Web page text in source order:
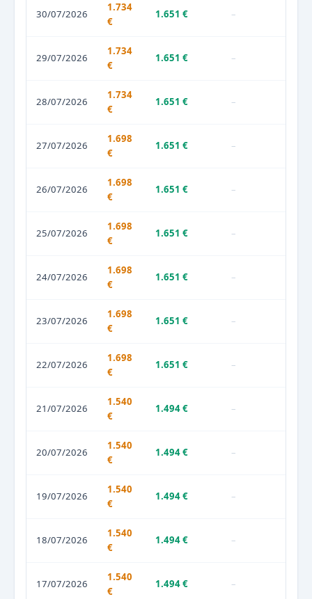
30/07/2026
1.734
€
1.651 € –
29/07/2026
1.734
€
1.651 € –
28/07/2026
1.734
€
1.651 € –
27/07/2026
1.698
€
1.651 € –
26/07/2026
1.698
€
1.651 € –
25/07/2026
1.698
€
1.651 € –
24/07/2026
1.698
€
1.651 € –
23/07/2026
1.698
€
1.651 € –
22/07/2026
1.698
€
1.651 € –
21/07/2026
1.540
€
1.494 € –
20/07/2026
1.540
€
1.494 € –
19/07/2026
1.540
€
1.494 € –
18/07/2026
1.540
€
1.494 € –
17/07/2026
1.540
€
1.494 € –